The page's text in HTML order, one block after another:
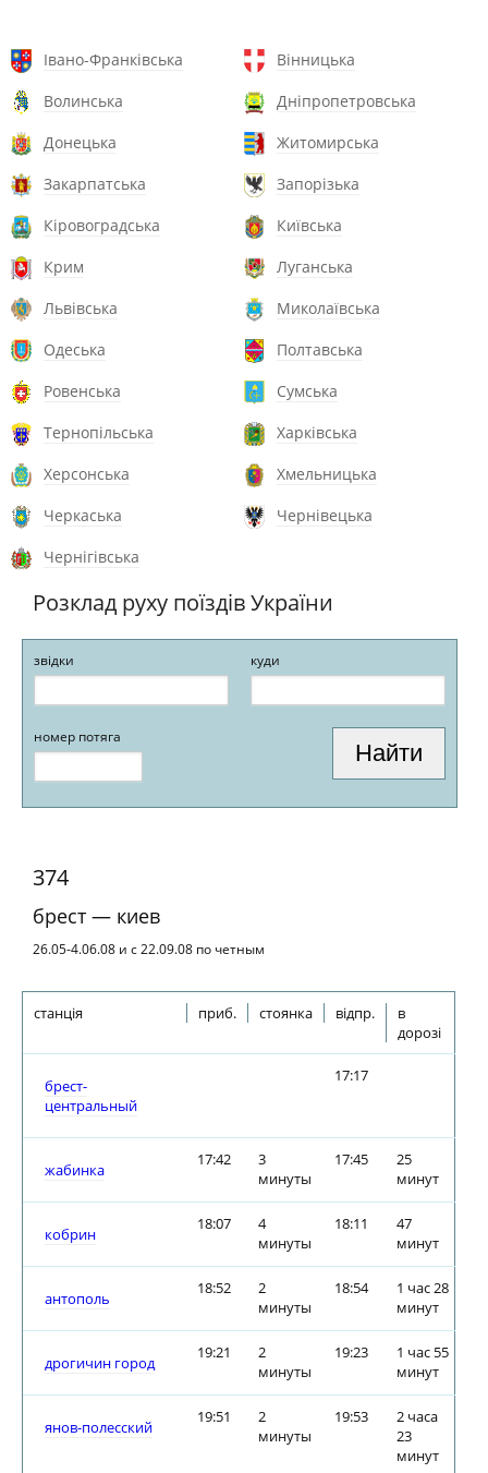
Івано-Франківська
Вінницька
Волинська
Дніпропетровська
Донецька
Житомирська
Закарпатська
Запорізька
Кіровоградська
Київська
Крим
Луганська
Львівська
Миколаївська
Одеська
Полтавська
Ровенська
Сумська
Тернопільська
Харківська
Херсонська
Хмельницька
Черкаська
Чернівецька
Чернігівська
Розклад руху поїздів України
звідки куди
номер потяга
374
брест — киев
26.05-4.06.08 и с 22.09.08 по четным
станція приб. стоянка відпр.
в
дорозі
брест-
центральный
17:17
жабинка
17:42
3
минуты
17:45
25
минут
кобрин
18:07
4
минуты
18:11
47
минут
антополь
18:52
2
минуты
18:54
1 час 28
минут
дрогичин город
19:21
2
минуты
19:23
1 час 55
минут
янов-полесский
19:51
2
минуты
19:53
2 часа
23
минут